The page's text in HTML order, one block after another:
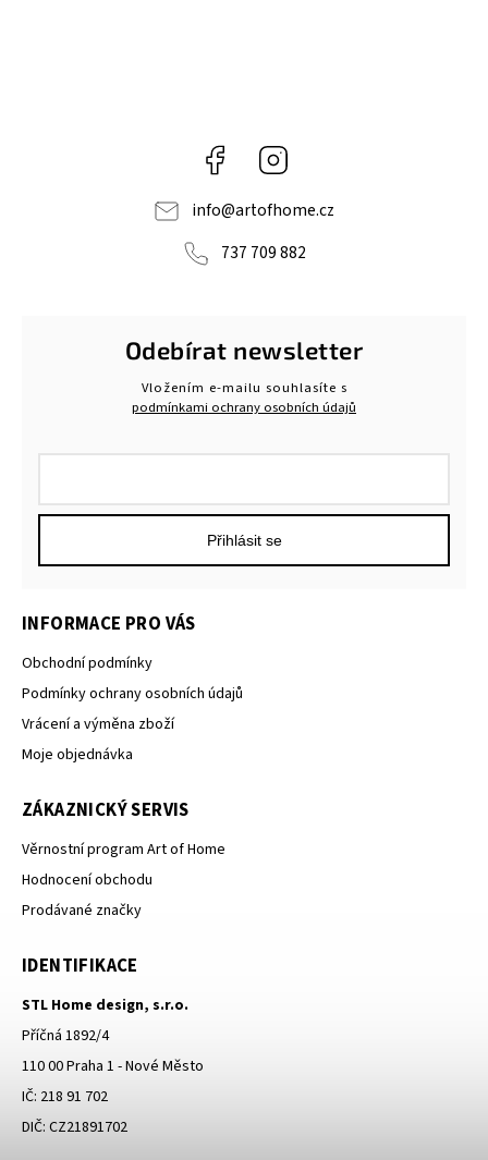
Facebook
info@artofhome.cz
737 709 882
Odebírat newsletter
Vložením e-mailu souhlasíte s
podmínkami ochrany osobních údajů
Přihlásit se
INFORMACE PRO VÁS
Obchodní podmínky
Podmínky ochrany osobních údajů
Vrácení a výměna zboží
Moje objednávka
ZÁKAZNICKÝ SERVIS
Věrnostní program Art of Home
Hodnocení obchodu
Prodávané značky
IDENTIFIKACE
STL Home design, s.r.o.
Příčná 1892/4
110 00 Praha 1 - Nové Město
IČ: 218 91 702
DIČ: CZ21891702